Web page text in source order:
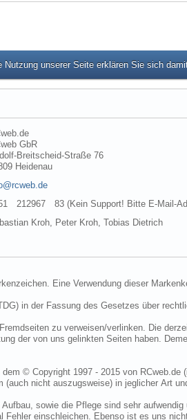
Nutzung unserer Seite erklären Sie sich
GbR
Breitscheid-Straße 76
Heidenau
212967 83 (Kein Support! Bitte E-Mail-
Kroh, Peter Kroh, Tobias Dietrich
Eine Verwendung dieser
in der Fassung des Gesetzes über
zu verweisen/verlinken. Die
der von uns gelinkten Seiten haben.
© Copyright 1997 - 2015 von
nicht auszugsweise) in jeglicher Art
sowie die Pflege sind sehr aufwendig
Fehler einschleichen. Ebenso ist es uns